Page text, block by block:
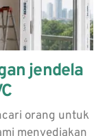
jendela
orang untuk